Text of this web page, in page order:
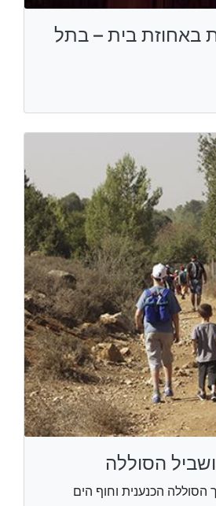
באחוזת בית – בתל
הסוללה
הסוללה הכנענית וחוף הים